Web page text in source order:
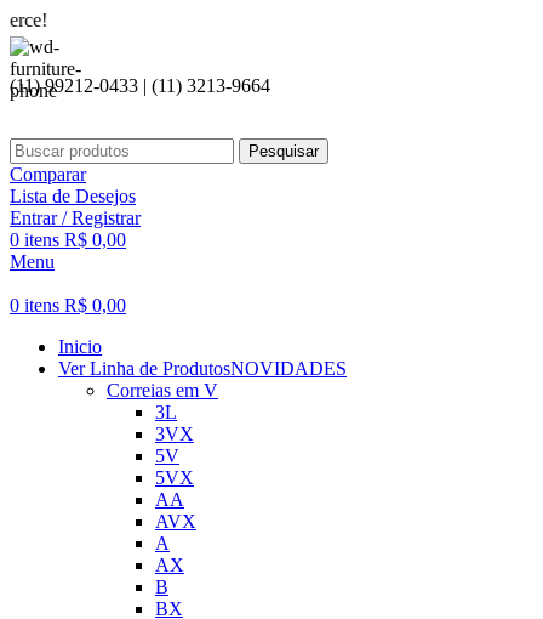
(11) 99212-0433 | (11) 3213-9664
Pesquisar
Comparar
Lista de Desejos
Entrar / Registrar
0 itens R$ 0,00
Menu
0 itens R$ 0,00
Inicio
Ver Linha de ProdutosNOVIDADES
Correias em V
3L
3VX
5V
5VX
AA
AVX
A
AX
B
BX